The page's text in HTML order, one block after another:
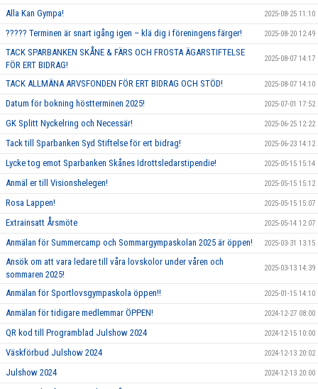
Alla Kan Gympa! 2025-08-25 11:10
????? Terminen är snart igång igen – klä dig i föreningens färger! 2025-08-20 12:49
TACK SPARBANKEN SKÅNE & FÄRS OCH FROSTA ÄGARSTIFTELSE
FÖR ERT BIDRAG!
2025-08-07 14:17
TACK ALLMÄNA ARVSFONDEN FÖR ERT BIDRAG OCH STÖD! 2025-08-07 14:10
Datum för bokning höstterminen 2025! 2025-07-01 17:52
GK Splitt Nyckelring och Necessär! 2025-06-25 12:22
Tack till Sparbanken Syd Stiftelse för ert bidrag! 2025-06-23 14:12
Lycke tog emot Sparbanken Skånes Idrottsledarstipendie! 2025-05-15 15:14
Anmäl er till Visionshelegen! 2025-05-15 15:12
Rosa Lappen! 2025-05-15 15:07
Extrainsatt Årsmöte 2025-05-14 12:07
Anmälan för Summercamp och Sommargympaskolan 2025 är öppen! 2025-03-31 13:15
Ansök om att vara ledare till våra lovskolor under våren och
sommaren 2025!
2025-03-13 14:39
Anmälan för Sportlovsgympaskola öppen!! 2025-01-15 14:10
Anmälan för tidigare medlemmar ÖPPEN! 2024-12-27 08:00
QR kod till Programblad Julshow 2024 2024-12-15 10:00
Väskförbud Julshow 2024 2024-12-13 20:02
Julshow 2024 2024-12-13 20:00